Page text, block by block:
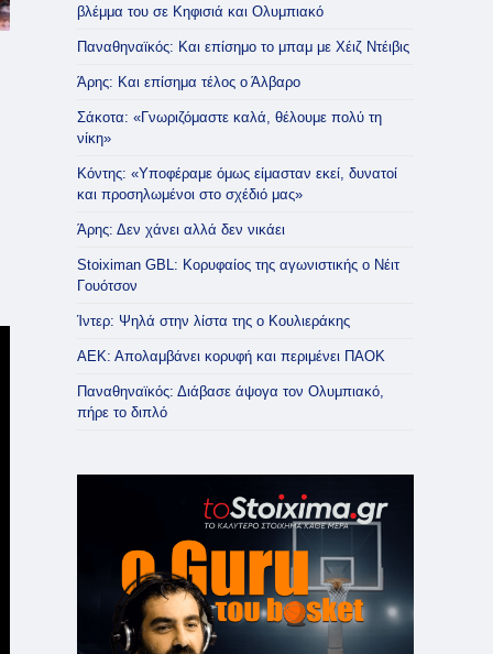
βλέμμα του σε Κηφισιά και Ολυμπιακό
Παναθηναϊκός: Και επίσημο το μπαμ με Χέιζ Ντέιβις
Άρης: Και επίσημα τέλος ο Άλβαρο
Σάκοτα: «Γνωριζόμαστε καλά, θέλουμε πολύ τη
νίκη»
Κόντης: «Υποφέραμε όμως είμασταν εκεί, δυνατοί
και προσηλωμένοι στο σχέδιό μας»
Άρης: Δεν χάνει αλλά δεν νικάει
Stoiximan GBL: Κορυφαίος της αγωνιστικής ο Νέιτ
Γουότσον
Ίντερ: Ψηλά στην λίστα της ο Κουλιεράκης
ΑΕΚ: Απολαμβάνει κορυφή και περιμένει ΠΑΟΚ
Παναθηναϊκός: Διάβασε άψογα τον Ολυμπιακό,
πήρε το διπλό